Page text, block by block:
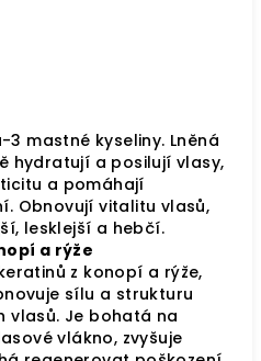
mastné kyseliny. Lněná
hydratují a posilují vlasy,
a pomáhají
Obnovují vitalitu vlasů,
lesklejší a hebčí.
a rýže
z konopí a rýže,
sílu a strukturu
vlasů. Je bohatá na
vlákno, zvyšuje